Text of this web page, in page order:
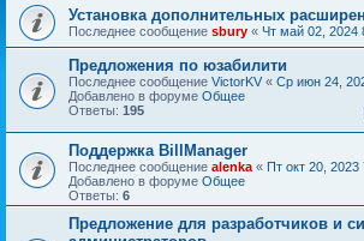
Установка дополнительных
Последнее сообщение sbury « Чт май 02, 2024
Предложения по юзабилити
Последнее сообщение VictorKV « Ср июн 24,
Добавлено в форуме Общее
Ответы: 195
Поддержка BillManager
Последнее сообщение alenka « Пт окт 20, 2023
Добавлено в форуме Общее
Ответы: 6
Предложение для разработчиков и